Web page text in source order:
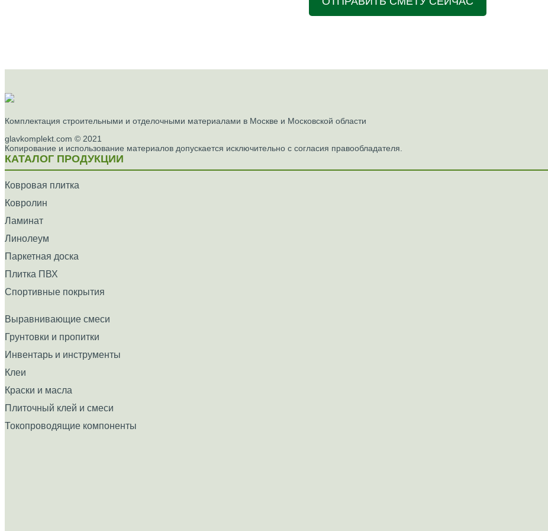
Комплектация строительными и отделочными материалами в Москве и Московской области
glavkomplekt.com © 2021
Копирование и использование материалов допускается исключительно с согласия правообладателя.
КАТАЛОГ ПРОДУКЦИИ
Ковровая плитка
Ковролин
Ламинат
Линолеум
Паркетная доска
Плитка ПВХ
Спортивные покрытия
Выравнивающие смеси
Грунтовки и пропитки
Инвентарь и инструменты
Клеи
Краски и масла
Плиточный клей и смеси
Токопроводящие компоненты